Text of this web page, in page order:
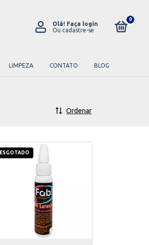
Olá! Faça login
Ou cadastre-se
0
LIMPEZA CONTATO BLOG
Ordenar
ESGOTADO